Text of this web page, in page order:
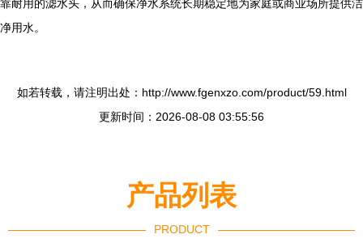
靠耐用的滤水头，从而确保净水系统长期稳定地为家庭或商业场所提供洁
净用水。
如若转载，请注明出处：http://www.fgenxzo.com/product/59.html
更新时间：2026-08-08 03:55:56
产品列表
PRODUCT